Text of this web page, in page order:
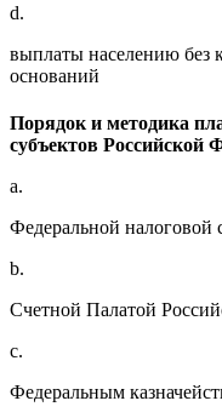
d.
выплаты населению без
оснований
Порядок и методика
субъектов
a.
Федеральной налоговой
b.
Счетной Палатой
c.
Федеральным